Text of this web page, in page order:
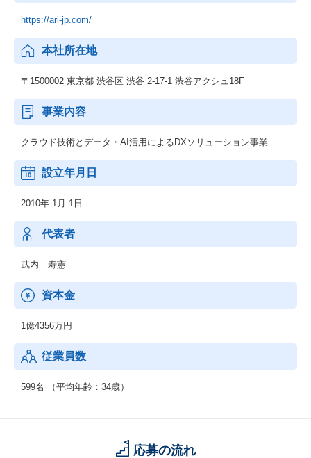
https://ari-jp.com/
本社所在地
〒1500002 東京都 渋谷区 渋谷 2-17-1 渋谷アクシュ18F
事業内容
クラウド技術とデータ・AI活用によるDXソリューション事業
設立年月日
2010年 1月 1日
代表者
武内 寿憲
資本金
1億4356万円
従業員数
599名 （平均年齢：34歳）
応募の流れ